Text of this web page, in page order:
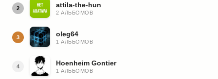
2 attila-the-hun
2 АЛЬБОМОВ
3 oleg64
1 АЛЬБОМОВ
4 Hoenheim Gontier
1 АЛЬБОМОВ